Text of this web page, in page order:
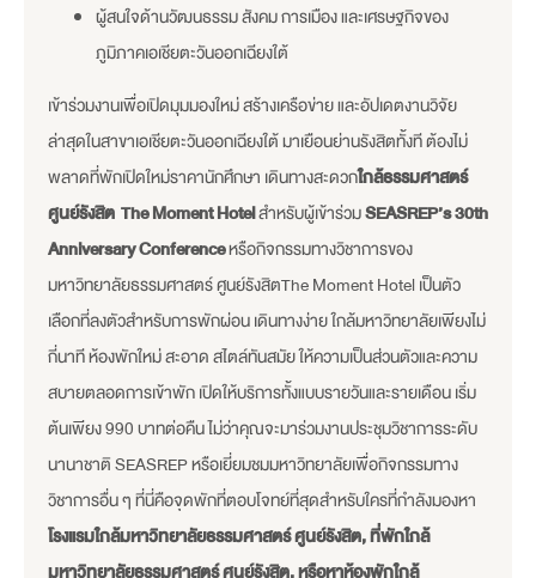
ผู้สนใจด้านวัฒนธรรม สังคม การเมือง และเศรษฐกิจของ
ภูมิภาคเอเชียตะวันออกเฉียงใต้
เข้าร่วมงานเพื่อเปิดมุมมองใหม่ สร้างเครือข่าย และอัปเดตงานวิจัย
ล่าสุดในสาขาเอเชียตะวันออกเฉียงใต้ มาเยือนย่านรังสิตทั้งที ต้องไม่
พลาดที่พักเปิดใหม่ราคานักศึกษา เดินทางสะดวกใกล้ธรรมศาสตร์
ศูนย์รังสิต The Moment Hotelสำหรับผู้เข้าร่วมSEASREP’s 30th
Anniversary Conferenceหรือกิจกรรมทางวิชาการของ
มหาวิทยาลัยธรรมศาสตร์ ศูนย์รังสิตThe Moment Hotel เป็นตัว
เลือกที่ลงตัวสำหรับการพักผ่อน เดินทางง่าย ใกล้มหาวิทยาลัยเพียงไม่
กี่นาที ห้องพักใหม่ สะอาด สไตล์ทันสมัย ให้ความเป็นส่วนตัวและความ
สบายตลอดการเข้าพัก เปิดให้บริการทั้งแบบรายวันและรายเดือน เริ่ม
ต้นเพียง 990 บาทต่อคืน ไม่ว่าคุณจะมาร่วมงานประชุมวิชาการระดับ
นานาชาติ SEASREP หรือเยี่ยมชมมหาวิทยาลัยเพื่อกิจกรรมทาง
วิชาการอื่น ๆ ที่นี่คือจุดพักที่ตอบโจทย์ที่สุดสำหรับใครที่กำลังมองหา
โรงแรมใกล้มหาวิทยาลัยธรรมศาสตร์ ศูนย์รังสิต, ที่พักใกล้